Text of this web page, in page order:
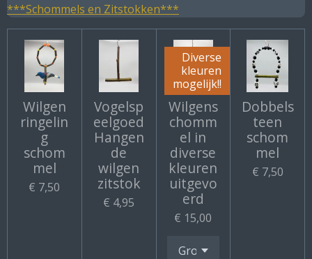
***Schommels en Zitstokken***
Wilgen
ringelin
g
schom
mel
€ 7,50
Vogelsp
eelgoed
Hangen
de
wilgen
zitstok
€ 4,95
Diverse
kleuren
mogelijk!!
Wilgens
chomm
el in
diverse
kleuren
uitgevo
erd
€ 15,00
Dobbels
teen
schom
mel
€ 7,50